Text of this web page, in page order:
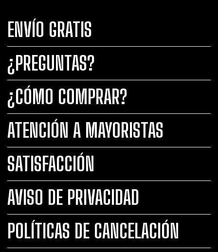
ENVÍO GRATIS
¿PREGUNTAS?
¿CÓMO COMPRAR?
ATENCIÓN A MAYORISTAS
SATISFACCIÓN
AVISO DE PRIVACIDAD
POLÍTICAS DE CANCELACIÓN